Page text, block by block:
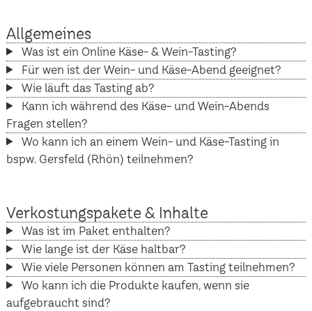
Allgemeines
Was ist ein Online Käse- & Wein-Tasting?
Für wen ist der Wein- und Käse-Abend geeignet?
Wie läuft das Tasting ab?
Kann ich während des Käse- und Wein-Abends
Fragen stellen?
Wo kann ich an einem Wein- und Käse-Tasting in
bspw. Gersfeld (Rhön) teilnehmen?
Verkostungspakete & Inhalte
Was ist im Paket enthalten?
Wie lange ist der Käse haltbar?
Wie viele Personen können am Tasting teilnehmen?
Wo kann ich die Produkte kaufen, wenn sie
aufgebraucht sind?